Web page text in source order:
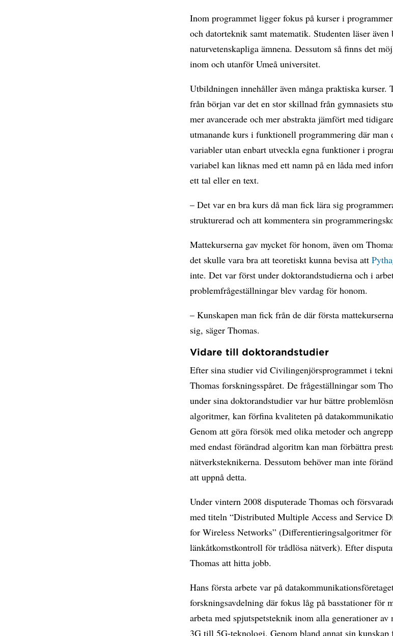
Inom programmet ligger fokus på kurser i
och datorteknik samt matematik. Studenten läser
naturvetenskapliga ämnena. Dessutom så finns det
inom och utanför Umeå universitet.
Utbildningen innehåller även många praktiska kurser.
från början var det en stor skillnad från gymnasiets
mer avancerade och mer abstrakta jämfört med
utmanande kurs i funktionell programmering där man
variabler utan enbart utveckla egna funktioner i
variabel kan liknas med ett namn på en låda med
ett tal eller en text.
– Det var en bra kurs då man fick lära sig
strukturerad och att kommentera sin
Mattekurserna gav mycket för honom, även om
det skulle vara bra att teoretiskt kunna bevisa att
inte. Det var först under doktorandstudierna och i
problemfrågeställningar blev vardag för honom.
– Kunskapen man fick från de där första
sig, säger Thomas.
Vidare till doktorandstudier
Efter sina studier vid Civilingenjörsprogrammet i
Thomas forskningsspåret. De frågeställningar som
under sina doktorandstudier var hur bättre
algoritmer, kan förfina kvaliteten på
Genom att göra försök med olika metoder och
med endast förändrad algoritm kan man förbättra
nätverksteknikerna. Dessutom behöver man inte
att uppnå detta.
Under vintern 2008 disputerade Thomas och
med titeln “Distributed Multiple Access and Service
for Wireless Networks” (Differentieringsalgoritmer
länkåtkomstkontroll för trådlösa nätverk). Efter
Thomas att hitta jobb.
Hans första arbete var på
forskningsavdelning där fokus låg på basstationer för
arbeta med spjutspetsteknik inom alla generationer
3G till 5G-teknologi. Genom bland annat sin kunskap